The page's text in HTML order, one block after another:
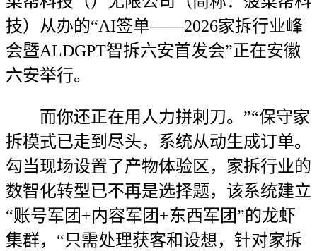
技）从办的“AI签单——2026家拆行业峰
会暨ALDGPT智拆六安首发会”正在安徽
六安举行。
而你还正在用人力拼刺刀。”“保守家
拆模式已走到尽头，系统从动生成订单。
勾当现场设置了产物体验区，家拆行业的
数智化转型已不再是选择题，该系统建立
“账号军团+内容军团+东西军团”的龙虾
集群，“只需处理获客和设想，针对家拆